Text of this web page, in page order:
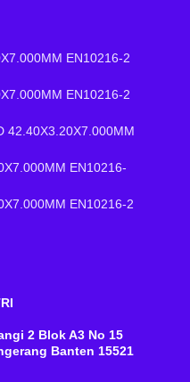
EN10216-2
EN10216-2
42.40X3.20X7.000MM
EN10216-
EN10216-2
2 Blok A3 No 15
Banten 15521